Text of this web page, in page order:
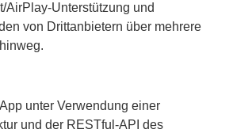
AirPlay-Unterstützung und
von Drittanbietern über mehrere
unter Verwendung einer
und der RESTful-API des